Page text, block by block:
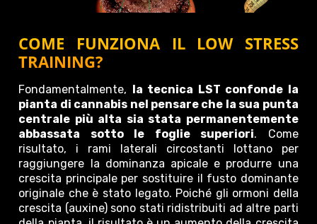
COME FUNZIONA IL LOW STRESS
TRAINING?
Fondamentalmente,
la tecnica LST confonde la
pianta di cannabis nel pensare che la sua punta
centrale più alta sia stata permanentemente
abbassata sotto le foglie superiori. Come
risultato, i rami laterali circostanti lottano per
raggiungere la dominanza apicale e produrre una
crescita principale per sostituire il fusto dominante
originale che è stato legato. Poiché gli ormoni della
crescita (auxine) sono stati ridistribuiti ad altre parti